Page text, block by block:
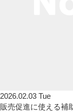
2026.02.03 Tue
販売促進に使える